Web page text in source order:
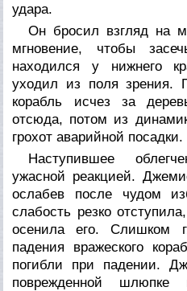
удара.
Он бросил взгляд на
мгновение, чтобы
находился у нижнего
уходил из поля зрения.
корабль исчез за
отсюда, потом из
грохот аварийной посадки.
Наступившее
ужасной реакцией.
ослабев после чудом
слабость резко
осенила его. Слишком
падения вражеского
погибли при падении.
поврежденной шлюпке